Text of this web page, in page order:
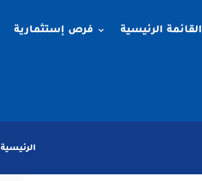
القائمة الرئيسية فرص إستثمارية
الرئيسية